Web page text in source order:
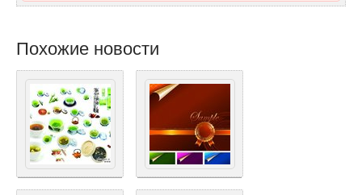
Похожие новости